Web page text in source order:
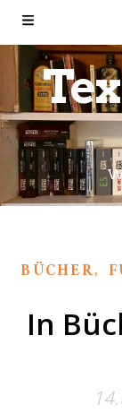
BÜCHER,
In